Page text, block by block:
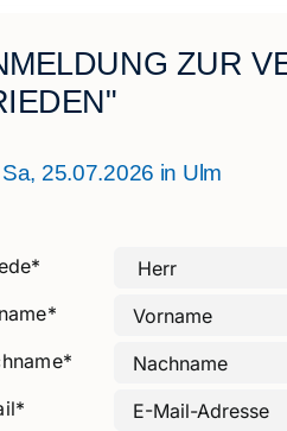
ZUR
25.07.2026 in Ulm
*
*
*
*